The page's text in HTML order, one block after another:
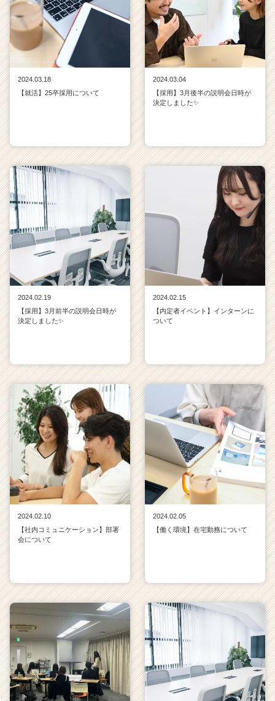
2024.03.18
【就活】25卒採用について
2024.03.04
【採用】3月後半の説明会日時が
決定しました✨
2024.02.19
【採用】3月前半の説明会日時が
決定しました✨
2024.02.15
【内定者イベント】インターンに
ついて
2024.02.10
【社内コミュニケーション】部署
会について
2024.02.05
【働く環境】在宅勤務について